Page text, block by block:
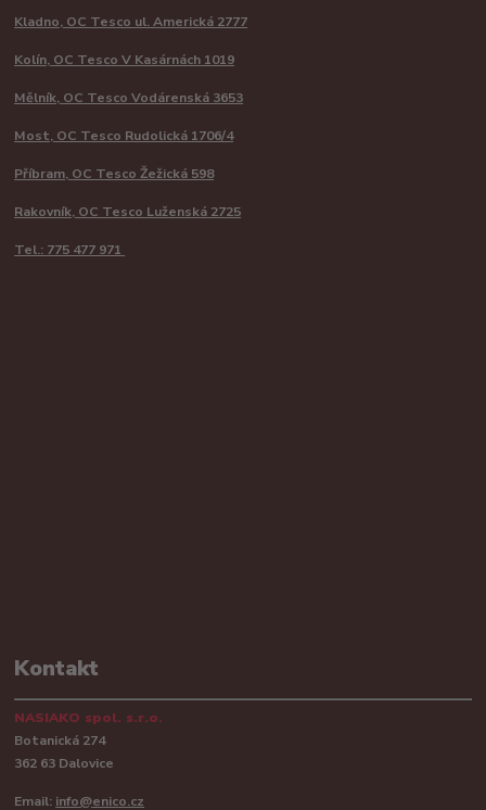
Kladno, OC Tesco ul. Americká 2777
Kolín, OC Tesco V Kasárnách 1019
Mělník, OC Tesco Vodárenská 3653
Most, OC Tesco Rudolická 1706/4
Příbram, OC Tesco Žežická 598
Rakovník, OC Tesco Luženská 2725
Tel.: 775 477 971
Kontakt
NASIAKO spol. s.r.o.
Botanická 274
362 63 Dalovice
Email: info@enico.cz